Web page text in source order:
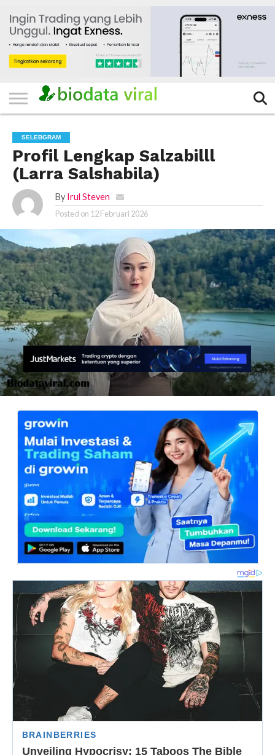
HOME
FILTER
KATEGORI
IKLAN
GRATIS
TERVIRAL
TRADING
KOMUNITAS
BERITA
BISNIS
LAINNYA
SELEBGRAM
Profil Lengkap Salzabilll
(Larra Salshabila)
By Irul Steven
Posted on 12 Februari 2026